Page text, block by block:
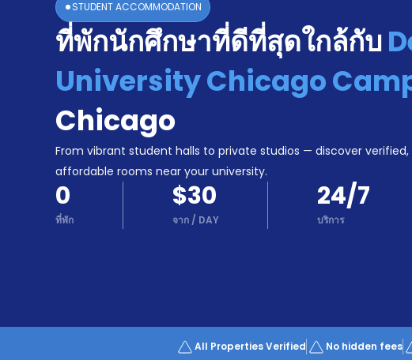
Booking
Accommodation
Become
Partner
Support
support
STUDENT ACCOMMODATION
ที่พักนักศึกษาที่ดีที่สุดใกล้กับ
University Chicago
Chicago
From vibrant student halls to private studios — discover verified,
affordable rooms near your university.
0
ที่พัก
$30
จาก/ DAY
24/7
บริการ
All Properties Verified No hidden fees